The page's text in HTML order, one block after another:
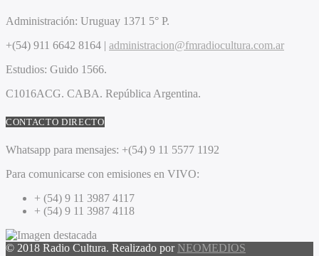
Administración: Uruguay 1371 5° P.
+(54) 911 6642 8164 | administracion@fmradiocultura.com.ar
Estudios: Guido 1566.
C1016ACG. CABA. República Argentina.
CONTACTO DIRECTO
Whatsapp para mensajes: +(54) 9 11 5577 1192
Para comunicarse con emisiones en VIVO:
+ (54) 9 11 3987 4117
+ (54) 9 11 3987 4118
© 2018 Radio Cultura. Realizado por NEOMEDIOS